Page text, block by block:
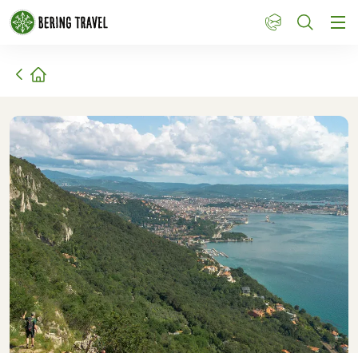
1
Hem